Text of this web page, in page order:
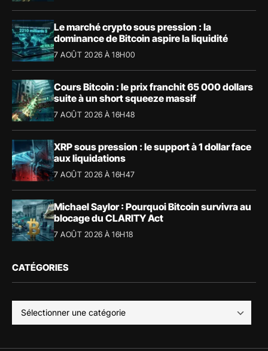
Le marché crypto sous pression : la
dominance de Bitcoin aspire la liquidité
7 AOÛT 2026 À 18H00
Cours Bitcoin : le prix franchit 65 000 dollars
suite à un short squeeze massif
7 AOÛT 2026 À 16H48
XRP sous pression : le support à 1 dollar face
aux liquidations
7 AOÛT 2026 À 16H47
Michael Saylor : Pourquoi Bitcoin survivra au
blocage du CLARITY Act
7 AOÛT 2026 À 16H18
CATÉGORIES